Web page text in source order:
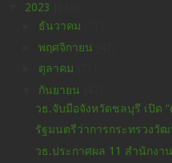
2023
ธันวาคม
พฤศจิกายน
ตุลาคม
กันยายน
วธ.จับมือจังหวัดชลบุรี เปิด
รัฐมนตรีว่าการกระทรวงวั
วธ.ประกาศผล 11 สำนักง